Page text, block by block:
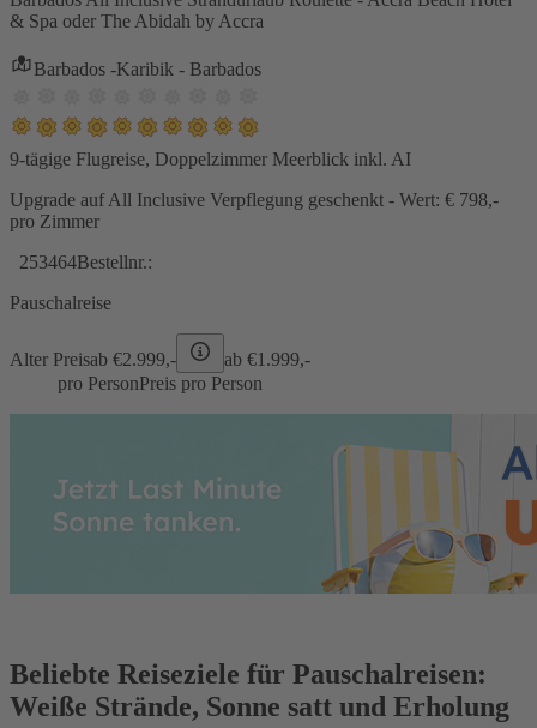
& Spa oder The Abidah by Accra
Barbados -Karibik - Barbados
9-tägige Flugreise, Doppelzimmer Meerblick inkl. AI
Upgrade auf All Inclusive Verpflegung geschenkt - Wert: € 798,-
pro Zimmer
253464Bestellnr.:
Pauschalreise
Alter Preisab €2.999,- ab €1.999,-
pro PersonPreis pro Person
Beliebte Reiseziele für Pauschalreisen:
Weiße Strände, Sonne satt und Erholung